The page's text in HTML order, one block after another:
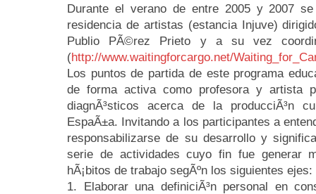
Durante el verano de entre 2005 y 2007
residencia de artistas (estancia Injuve)
Publio PÃ©rez Prieto y a su vez
(http://www.waitingforcargo.net/
Los puntos de partida de este programa
de forma activa como profesora y artista
diagnÃ³sticos acerca de la producciÃ³n
EspaÃ±a. Invitando a los participantes a
responsabilizarse de su desarrollo y
serie de actividades cuyo fin fue generar
hÃ¡bitos de trabajo segÃºn los siguientes ejes:
1. Elaborar una definiciÃ³n personal en